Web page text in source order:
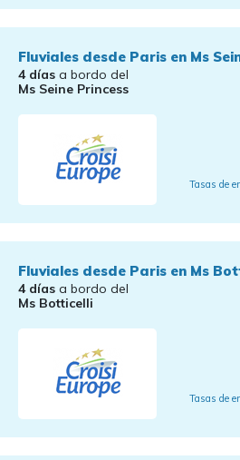
Fluviales desde Paris en Ms
4 días a bordo del
Ms Seine Princess
Tasas de
Fluviales desde Paris en Ms
4 días a bordo del
Ms Botticelli
Tasas de